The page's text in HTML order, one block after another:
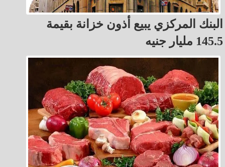
البنك المركزي يبيع أذون خزانة بقيمة
145.5 مليار جنيه